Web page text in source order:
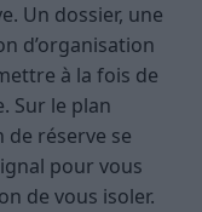
Un dossier, une
d’organisation
à la fois de
Sur le plan
de réserve se
pour vous
de vous isoler.